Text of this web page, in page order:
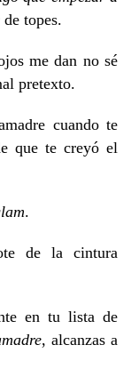
topes.
me dan no sé
pretexto.
cuando te
que te creyó el
.
de la cintura
en tu lista de
, alcanzas a